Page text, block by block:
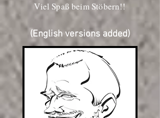
Viel Spaß beim Stöbern!!
(English versions added)